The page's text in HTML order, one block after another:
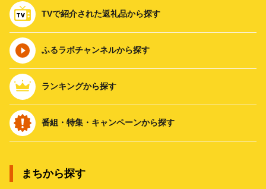
TVで紹介された返礼品から探す
ふるラボチャンネルから探す
ランキングから探す
番組・特集・キャンペーンから探す
まちから探す